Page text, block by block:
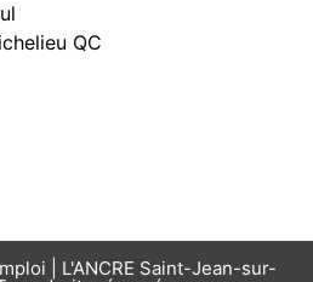
QC
| L'ANCRE Saint-Jean-sur-